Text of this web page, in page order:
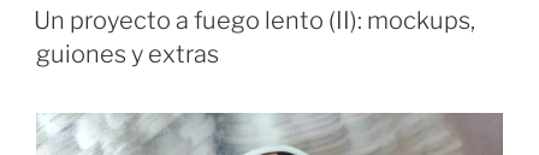
EL
Un proyecto a fuego lento (II): mockups,
guiones y extras